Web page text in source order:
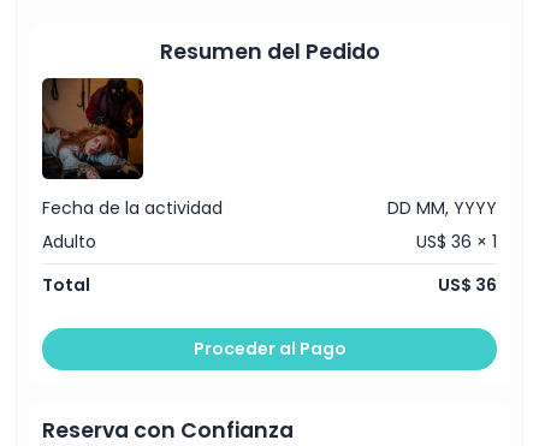
Resumen del Pedido
Fecha de la actividad
DD MM, YYYY
Adulto
US$ 36 × 1
Total
US$ 36
Proceder al Pago
Reserva con Confianza